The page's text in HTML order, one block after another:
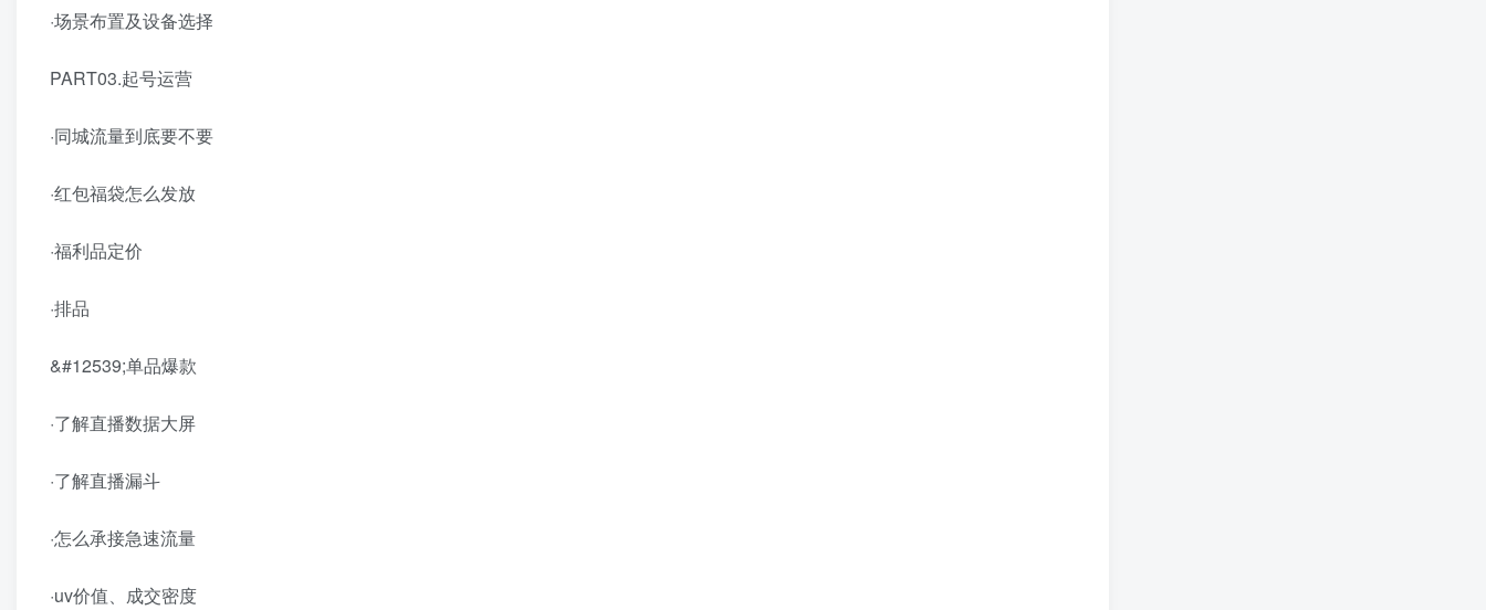
·场景布置及设备选择
PART03.起号运营
·同城流量到底要不要
·红包福袋怎么发放
·福利品定价
·排品
&#12539;单品爆款
·了解直播数据大屏
·了解直播漏斗
·怎么承接急速流量
·uv价值、成交密度